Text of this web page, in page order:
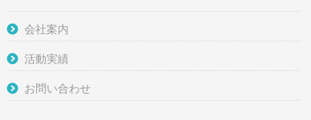
会社案内
活動実績
お問い合わせ